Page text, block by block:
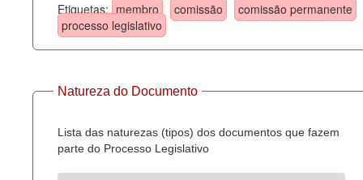
Etiquetas: membro comissão
comissão permanente
processo legislativo
Natureza do Documento
Lista das naturezas (tipos) dos documentos que fazem
parte do Processo Legislativo